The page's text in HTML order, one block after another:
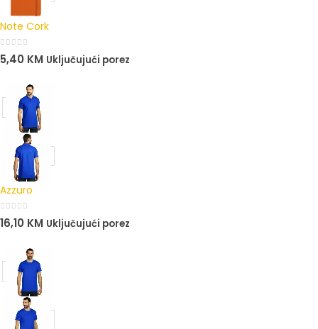
Note Cork
0out of 5
5,40 KM Uključujući porez
Azzuro
0out of 5
16,10 KM Uključujući porez